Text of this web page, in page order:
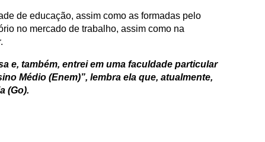
de educação, assim como as formadas pelo
no mercado de trabalho, assim como na
e, também, entrei em uma faculdade particular
Médio (Enem)”, lembra ela que, atualmente,
(Go).